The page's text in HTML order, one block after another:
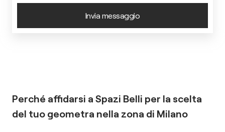
Invia messaggio
Perché affidarsi a Spazi Belli per la scelta
del tuo geometra nella zona di Milano